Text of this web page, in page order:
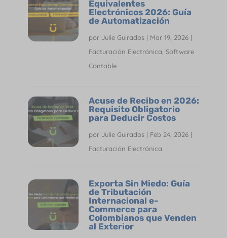
Equivalentes
Electrónicos 2026: Guía
de Automatización
por Julie Guirados| Mar 19, 2026|
Facturación Electrónica Software
Contable
Acuse de Recibo en 2026:
Requisito Obligatorio
para Deducir Costos
por Julie Guirados| Feb 24, 2026|
Facturación Electrónica
Exporta Sin Miedo: Guía
de Tributación
Internacional e-
Commerce para
Colombianos que Venden
al Exterior